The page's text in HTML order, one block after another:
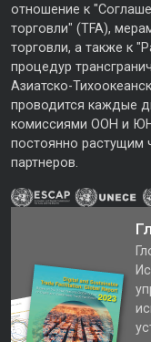
отношение к
торговли" (TFA),
торговли, а также к
процедур
Азиатско-
проводится каждые
комиссиями ООН и
постоянно растущим
партнеров.